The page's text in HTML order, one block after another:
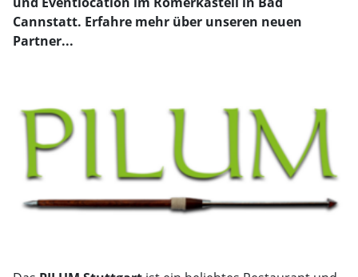
Speisekarte, die italienische, schwäbische und
gutbürgerliche Spezialitäten umfasst. Mit 150 Plätzen
im Innenbereich und 200 im Biergarten eignet es sich
ideal für Feiern und Veranstaltungen.Das PILUM
ist
seit 2005 bekannt und geschätzt für seinen
hervorragenden Service und die hohe Qualität der